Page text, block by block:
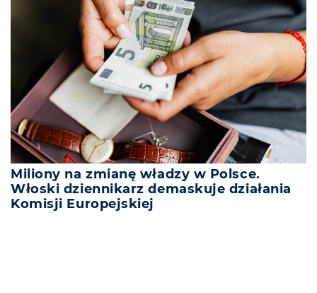
Miliony na zmianę władzy w Polsce.
Włoski dziennikarz demaskuje działania
Komisji Europejskiej